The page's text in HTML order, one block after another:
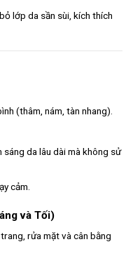
lớp da sần sùi, kích thích
(thâm, nám, tàn nhang).
da lâu dài mà không sử
cảm.
và Tối)
rửa mặt và cân bằng